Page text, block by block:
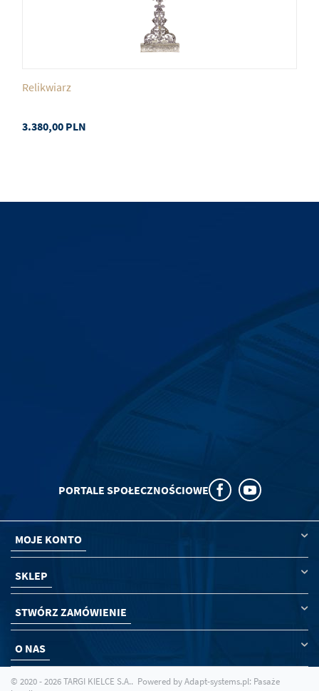
Relikwiarz
3.380,00 PLN
PORTALE SPOŁECZNOŚCIOWE
MOJE KONTO
SKLEP
STWÓRZ ZAMÓWIENIE
O NAS
© 2020 - 2026 TARGI KIELCE S.A.. Powered byAdapt-systems.pl: Pasaże